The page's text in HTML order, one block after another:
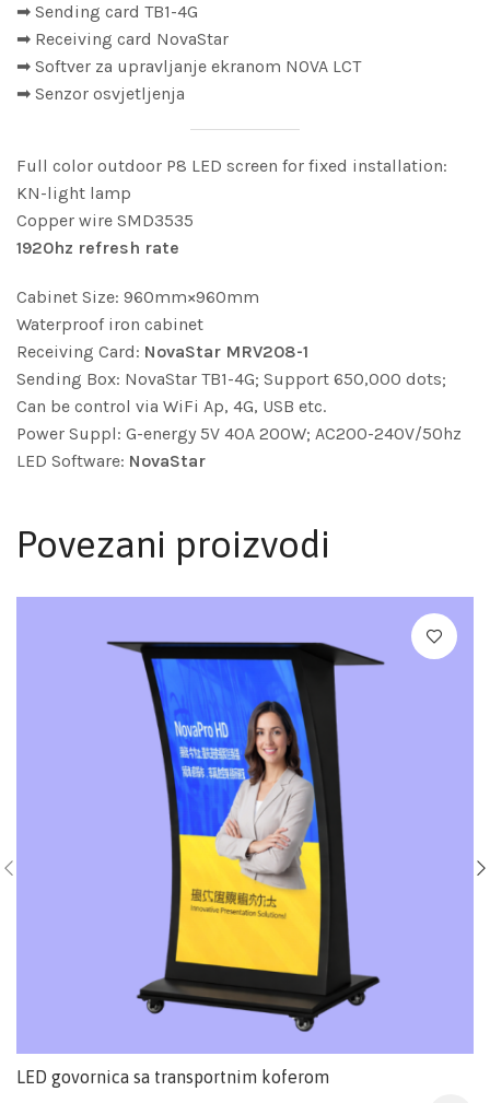
➡ Sending card TB1-4G
➡ Receiving card NovaStar
➡ Softver za upravljanje ekranom NOVA LCT
➡ Senzor osvjetljenja
Full color outdoor P8 LED screen for fixed installation:
KN-light lamp
Copper wire SMD3535
1920hz refresh rate
Cabinet Size: 960mm×960mm
Waterproof iron cabinet
Receiving Card: NovaStar MRV208-1
Sending Box: NovaStar TB1-4G; Support 650,000 dots;
Can be control via WiFi Ap, 4G, USB etc.
Power Suppl: G-energy 5V 40A 200W; AC200-240V/50hz
LED Software: NovaStar
Povezani proizvodi
LED govornica sa transportnim koferom